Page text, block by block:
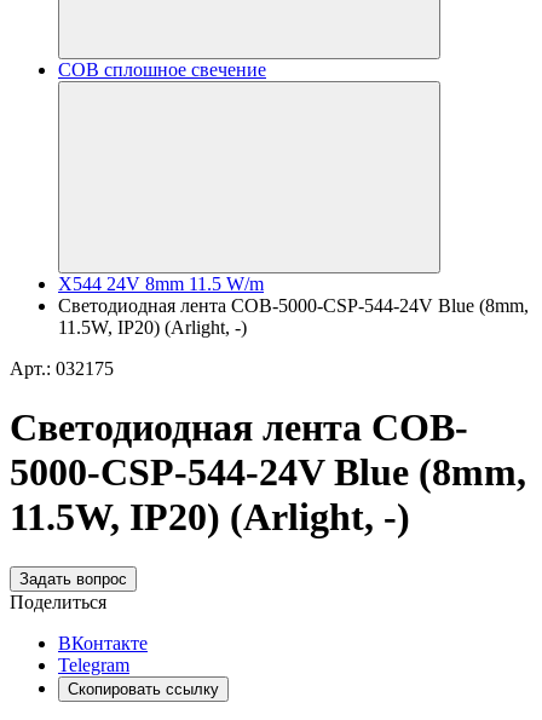
COB сплошное свечение
X544 24V 8mm 11.5 W/m
Светодиодная лента COB-5000-CSP-544-24V Blue (8mm,
11.5W, IP20) (Arlight, -)
Арт.: 032175
Светодиодная лента COB-
5000-CSP-544-24V Blue (8mm,
11.5W, IP20) (Arlight, -)
Задать вопрос
Поделиться
ВКонтакте
Telegram
Скопировать ссылку